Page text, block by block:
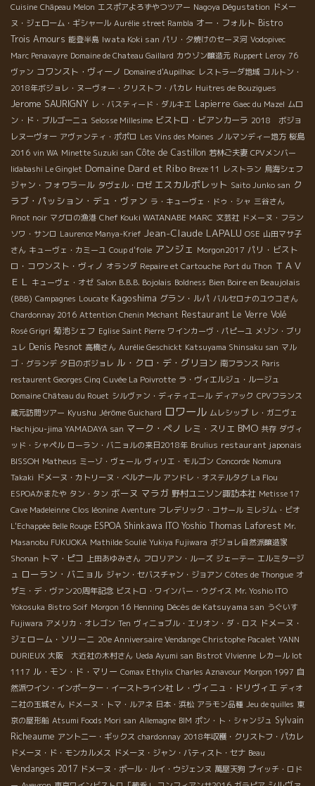
Cuisine Châpeau Melon エスポアよろずやつツアー Nagoya Dégustation ドメー
ヌ・ジェローム・ギシャール Aurélie street Rambla オー・フォルト Bistro
Trois Amours 能登半島 Iwata Koki san パリ・夕焼けのセーヌ河 Vodopivec
Marc Penavayre Domaine de Chateau Gaillard カウゾン醸造元 Ruppert Leroy 76
ヴァン コワンスト・ヴィーノ Domaine d'Aupilhac レストラーダ地域 コルトン・
2018年ボジョレ・ヌーヴォー・クリストフ・パカレ Huitres de Bouzigues
Jerome SAURIGNY レ・バスティード・ダルキエ Lapierre Gaec du Mazel ムロ
ン・ド・ブルゴーニュ Selosse Millesime ビストロ・ビアンカーラ 2018 ボジョ
レヌーヴォー アヴァンティ・ポポロ Les Vins des Moines ノルマンディー地方 桜島
2016 vin WA Minette Suzuki san Côte de Castillon 若林ご夫妻 CPVメンバー
Iidabashi Le Ginglet Domaine Dard et Ribo Breze 11 レストラン 鳥海シェフ
ジャン・フォワラール タヴェル・ロゼ エスカルポレット Saito Junko san ク
ラブ・パッション・デュ・ヴァン ラ・キューヴェ・ドゥ・シャ 三谷さん
Pinot noir マグロの漁港 Chef Kouki WATANABE MARC 文芸社 ドメーヌ・フラン
ソワ・サンロ Laurence Manya-Krief Jean-Claude LAPALU OSE 山田マサ子
さん キューヴェ・カミーユ Coup d'folie アンジェ Morgon2017 パリ・ビスト
ロ・コワンスト・ヴィノ オランダ Repaire et Cartouche Port du Thon ＴＡＶ
ＥＬ キューヴェ・オゼ Salon B.B.B. Bojolais Boldness Bien Boire en Beaujolais
(BBB) Campagnes Loucate Kagoshima グラン・ルパ バルセロナのユウコさん
Chardonnay 2016 Attention Chenin Méchant Restaurant Le Verre Volé
Rosé Grigri 菊池シェフ Eglise Saint Pierre ワインカーヴ・パピーユ メゾン・ブリ
ュレ Denis Pesnot 高橋さん Aurélie Geschickt Katsuyama Shinsaku san マル
ゴ・グランデ 夕日のボジョレ ル・クロ・デ・グリヨン 南フランス Paris
restaurent Georges Cinq Cuvée La Poivrotte ラ・ヴィエルジュ・ルージュ
Domaine Château du Rouet シルヴァン・ディティエール ディアック CPVフランス
蔵元訪問ツアー Kyushu Jérôme Guichard ロワール ムレシップ レ・ガニヴェ
Hachijou-jima YAMADAYA san マーク・ペノ レミ・スリエ BMO 共存 ダヴィ
ッド・シャペル ローラン・バニョルの来日2018年 Brulius restaurant japonais
BISSOH Matheus ミーゾ・ヴェール ヴィリエ・モルゴン Concorde Nomura
Takaki ドメーヌ・カトリーヌ・ベルナール アンドレ・オステルタグ La Flou
ESPOAかまたや タン・タン ボーヌ マラガ 野村ユニソン諏訪本社 Metisse 17
Cave Madeleinne Clos léonine Aventure フレデリック・コサール ミレジム・ビオ
L'Echappée Belle Rouge ESPOA Shinkawa ITO Yoshio Thomas Laforest Mr.
Masanobu FUKUOKA Mathilde Soulié Yukiya Fujiwara ボジョレ自然派醸造家
Shonan トマ・ピコ 上田あゆみさん フロリアン・ルーズ ジェーテー エルミタージ
ュ ローラン・バニョル ジャン・セバスチャン・ジョアン Côtes de Thongue オ
ザミ・デ・ヴァン20周年記念 ビストロ・ワインバー・ウグイス Mr. Yoshio ITO
Yokosuka Bistro Soif Morgon 16 Henning Décès de Katsuyama san うぐいす
Fujiwara アメリカ・オレゴン Ten ヴィニョブル・エリオン・ダ・ロス ドメーヌ・
ジェローム・ソリーニ 20e Anniversaire Vendange Christophe Pacalet YANN
DURIEUX 大阪 大近社の木村さん Ueda Ayumi san Bistrot VIvienne レカール lot
1117 ル・モン・ド・マリー Comax Ethylix Charles Aznavour Morgon 1997 自
然派ワイン・インポーター・イーストライン社 レ・ヴィニュ・ドリヴィエ ディオ
ニ社の玉城さん ドメーヌ・トマ・ルアネ 日本・浜松 アラモン品種 Jeu de quilles 東
京の屋形船 Atsumi Foods Mori san Allemagne BIM ポン・ト・シャンジュ Sylvain
Richeaume アントニー・ギックス chardonnay 2018年収穫・クリストフ・パカレ
ドメーヌ・ド・モンカルメス ドメーヌ・ジャン・バティスト・セナ Beau
Vendanges 2017 ドメーヌ・ポール・ルイ・ウジェンヌ 萬屋天狗 プイッチ・ロド